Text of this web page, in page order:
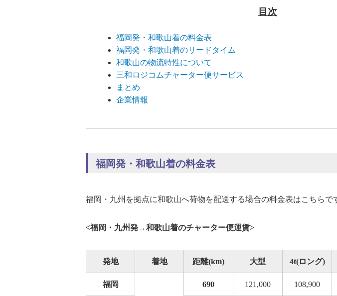
目次
福岡発・和歌山着の料金表
福岡発・和歌山着のリードタイム
和歌山の物流特性について
三和ロジコムチャーター便サービス
まとめ
企業情報
福岡発・和歌山着の料金表
福岡・九州を拠点に和歌山へ荷物を配送する場合の料金表はこちらで
<福岡・九州発→和歌山着のチャーター便運賃>
発地 着地 距離(km) 大型 4t(ロング)
福岡 690 121,000 108,900